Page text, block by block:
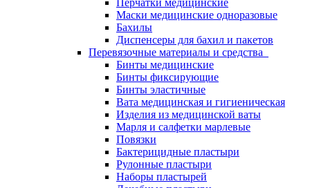
Перчатки медицинские
Маски медицинские одноразовые
Бахилы
Диспенсеры для бахил и пакетов
Перевязочные материалы и средства
Бинты медицинские
Бинты фиксирующие
Бинты эластичные
Вата медицинская и гигиеническая
Изделия из медицинской ваты
Марля и салфетки марлевые
Повязки
Бактерицидные пластыри
Рулонные пластыри
Наборы пластырей